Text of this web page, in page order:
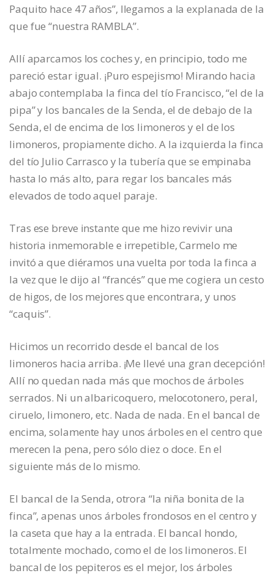
Paquito hace 47 años”, llegamos a la explanada de la
que fue “nuestra RAMBLA”.
Allí aparcamos los coches y, en principio, todo me
pareció estar igual. ¡Puro espejismo! Mirando hacia
abajo contemplaba la finca del tío Francisco, “el de la
pipa” y los bancales de la Senda, el de debajo de la
Senda, el de encima de los limoneros y el de los
limoneros, propiamente dicho. A la izquierda la finca
del tío Julio Carrasco y la tubería que se empinaba
hasta lo más alto, para regar los bancales más
elevados de todo aquel paraje.
Tras ese breve instante que me hizo revivir una
historia inmemorable e irrepetible, Carmelo me
invitó a que diéramos una vuelta por toda la finca a
la vez que le dijo al “francés” que me cogiera un cesto
de higos, de los mejores que encontrara, y unos
“caquis”.
Hicimos un recorrido desde el bancal de los
limoneros hacia arriba. ¡Me llevé una gran decepción!
Allí no quedan nada más que mochos de árboles
serrados. Ni un albaricoquero, melocotonero, peral,
ciruelo, limonero, etc. Nada de nada. En el bancal de
encima, solamente hay unos árboles en el centro que
merecen la pena, pero sólo diez o doce. En el
siguiente más de lo mismo.
El bancal de la Senda, otrora “la niña bonita de la
finca”, apenas unos árboles frondosos en el centro y
la caseta que hay a la entrada. El bancal hondo,
totalmente mochado, como el de los limoneros. El
bancal de los pepiteros es el mejor, los árboles